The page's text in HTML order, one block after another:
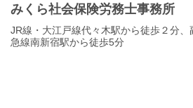
みくら社会保険労務士事務所
JR線・大江戸線代々木駅から徒歩２分、
急線南新宿駅から徒歩5分